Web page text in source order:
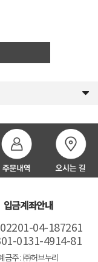
입금계좌안내
04-187261
0131-4914-81
금주 : ㈜허브누리